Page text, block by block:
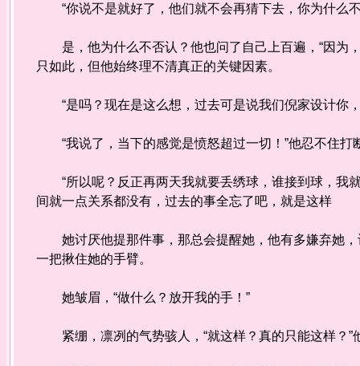
“你说不是就好了，他们就不会再猜下去，你为什么
是，他为什么不否认？他也问了自己上百遍，“因为
只如此，但他始终理不清真正的关键因素。
“是吗？现在是这么想，过去可是说我们倪家设计你
“我说了，当下的感觉是愤怒超过一切！”他忍不住打
“所以呢？反正再两天我就要丢绣球，谁接到球，我
间就一点关系都没有，过去的事全忘了吧，就是这样
她讨厌他提那件事，那总会提醒她，他有多嫌弃她，
一把揪住她的手臂。
她皱眉，“做什么？放开我的手！”
紧绷，凛冽的气势骇人，“就这样？真的只能这样？”